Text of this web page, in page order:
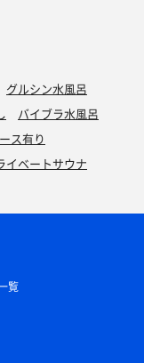
グルシン水風呂
バイブラ水風呂
ス有り
イベートサウナ
覧